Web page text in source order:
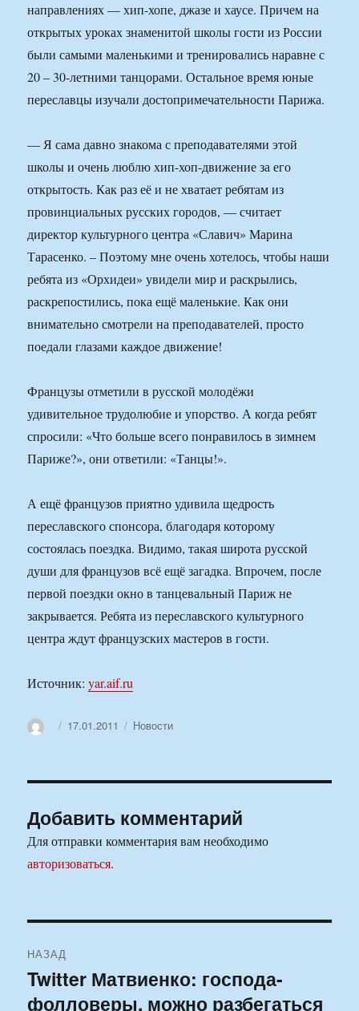
направлениях — хип-хопе, джазе и хаусе. Причем на
открытых уроках знаменитой школы гости из России
были самыми маленькими и тренировались наравне с
20 – 30-летними танцорами. Остальное время юные
переславцы изучали достопримечательности Парижа.
— Я сама давно знакома с преподавателями этой
школы и очень люблю хип-хоп-движение за его
открытость. Как раз её и не хватает ребятам из
провинциальных русских городов, — считает
директор культурного центра «Славич» Марина
Тарасенко. – Поэтому мне очень хотелось, чтобы наши
ребята из «Орхидеи» увидели мир и раскрылись,
раскрепостились, пока ещё маленькие. Как они
внимательно смотрели на преподавателей, просто
поедали глазами каждое движение!
Французы отметили в русской молодёжи
удивительное трудолюбие и упорство. А когда ребят
спросили: «Что больше всего понравилось в зимнем
Париже?», они ответили: «Танцы!».
А ещё французов приятно удивила щедрость
переславского спонсора, благодаря которому
состоялась поездка. Видимо, такая широта русской
души для французов всё ещё загадка. Впрочем, после
первой поездки окно в танцевальный Париж не
закрывается. Ребята из переславского культурного
центра ждут французских мастеров в гости.
Источник:yar.aif.ru
АвторОпубликовано
17.01.2011 Рубрики
Новости
Добавить комментарий
Для отправки комментария вам необходимо
авторизоваться.
по
НАЗАД
Предыдущая
запись:
Twitter Матвиенко: господа-
фолловеры, можно разбегаться